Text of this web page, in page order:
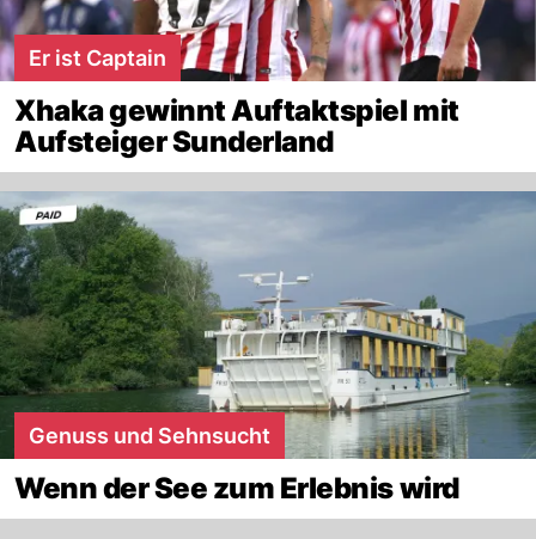
Er ist Captain
Xhaka gewinnt Auftaktspiel mit
Aufsteiger Sunderland
Genuss und Sehnsucht
Wenn der See zum Erlebnis wird